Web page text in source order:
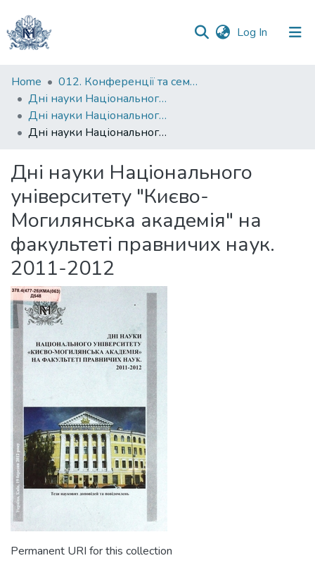
Log In (current)
Communities
&
Collections
All of DSpace
Statistics
Home
012. Конференції та семінари НаУКМА
Дні науки Національного університету "Києво-Могилянська академія"
Дні науки Національного університету "Києво-Могилянська академія" на факультеті правничих наук
Дні науки Національного університету "Києво-Могилянська академія" на факультеті правничих наук. 2011-2012
Дні науки Національного
університету "Києво-
Могилянська академія" на
факультеті правничих наук.
2011-2012
Permanent URI for this collection